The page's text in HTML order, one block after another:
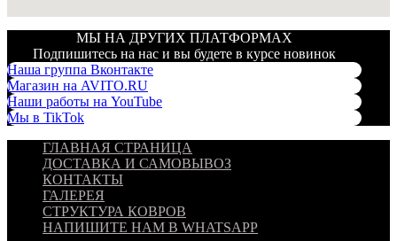
МЫ НА ДРУГИХ ПЛАТФОРМАХ
Подпишитесь на нас и вы будете в курсе новинок
Наша группа Вконтакте
Магазин на AVITO.RU
Наши работы на YouTube
Мы в TikTok
ГЛАВНАЯ СТРАНИЦА
ДОСТАВКА И САМОВЫВОЗ
КОНТАКТЫ
ГАЛЕРЕЯ
СТРУКТУРА КОВРОВ
НАПИШИТЕ НАМ В WHATSAPP